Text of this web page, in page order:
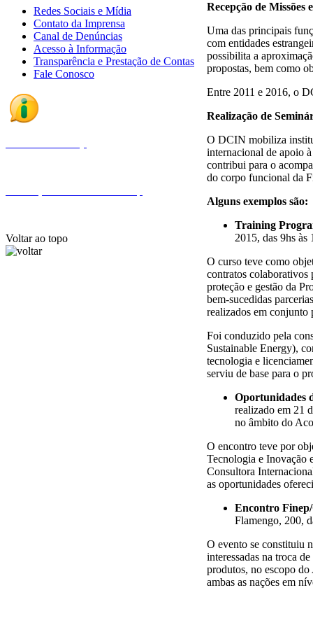
Recepção de Missões
Uma das principais
com entidades
possibilita a
propostas, bem como
Entre 2011 e 2016, o
Realização de
O DCIN mobiliza
internacional de apoio
contribui para o
do corpo funcional da
Alguns exemplos são:
Training
2015, das 9hs
O curso teve como
contratos colaborativos
proteção e gestão da
bem-sucedidas
realizados em conjunto
Foi conduzido pela
Sustainable Energy),
tecnologia e
serviu de base para o
Oportunidades
realizado em 21
no âmbito do
O encontro teve por
Tecnologia e Inovação
Consultora
as oportunidades
Encontro
Flamengo, 200,
O evento se constituiu
interessadas na troca
produtos, no escopo
ambas as nações em
Redes Sociais e Mídia
Contato da Imprensa
Canal de Denúncias
Acesso à Informação
Transparência e Prestação de Contas
Fale Conosco
Voltar ao topo